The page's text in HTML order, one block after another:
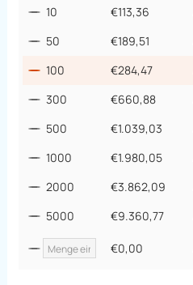
10
€113,36
50
€189,51
100 €284,47
300 €660,88
500 €1.039,03
1000 €1.980,05
2000 €3.862,09
5000 €9.360,77
€0,00